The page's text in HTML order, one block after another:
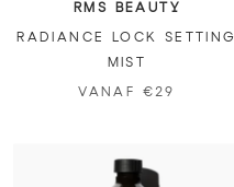
RMS BEAUTY
RADIANCE LOCK SETTING
MIST
VANAF €29